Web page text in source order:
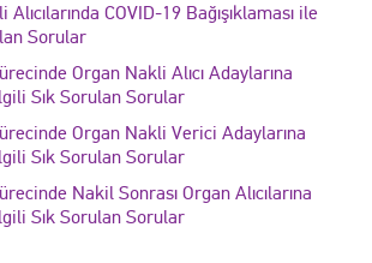
COVID-19 Bağışıklaması ile
Sorular
Organ Nakli Alıcı Adaylarına
Sık Sorulan Sorular
Organ Nakli Verici Adaylarına
Sık Sorulan Sorular
Nakil Sonrası Organ Alıcılarına
Sık Sorulan Sorular